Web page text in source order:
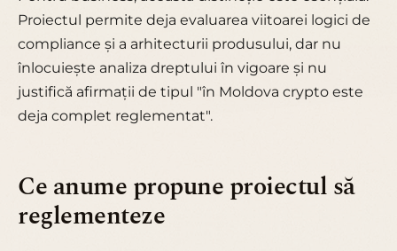
Proiectul permite deja evaluarea viitoarei logici de
compliance și a arhitecturii produsului, dar nu
înlocuiește analiza dreptului în vigoare și nu
justifică afirmații de tipul "în Moldova crypto este
deja complet reglementat".
Ce anume propune proiectul să
reglementeze